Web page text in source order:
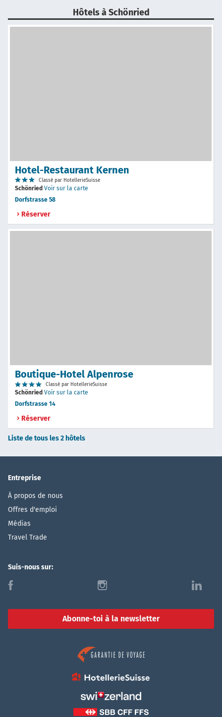
Hôtels à Schönried
Hotel-Restaurant Kernen
Classé par HotellerieSuisse
Schönried Voir sur la carte
Dorfstrasse 58
Réserver
Boutique-Hotel Alpenrose
Classé par HotellerieSuisse
Schönried Voir sur la carte
Dorfstrasse 14
Réserver
Liste de tous les 2 hôtels
Entreprise
À propos de nous
Offres d'emploi
Médias
Travel Trade
Suis-nous sur:
f i l
Abonne-toi à la newsletter